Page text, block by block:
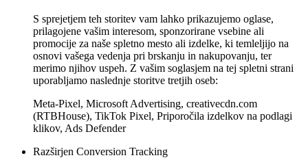
S sprejetjem teh storitev vam lahko prikazujemo oglase,
prilagojene vašim interesom, sponzorirane vsebine ali
promocije za naše spletno mesto ali izdelke, ki temleljijo na
osnovi vašega vedenja pri brskanju in nakupovanju, ter
merimo njihov uspeh. Z vašim soglasjem na tej spletni strani
uporabljamo naslednje storitve tretjih oseb:
Meta-Pixel, Microsoft Advertising, creativecdn.com
(RTBHouse), TikTok Pixel, Priporočila izdelkov na podlagi
klikov, Ads Defender
Razširjen Conversion Tracking